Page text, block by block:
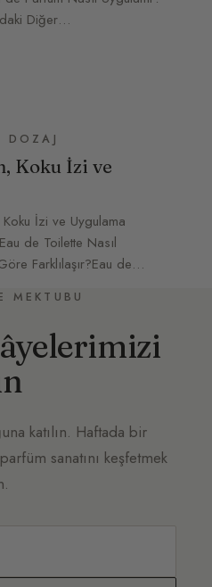
Diğer…
DOZAJ
Koku İzi ve
İzi ve Uygulama
de Toilette Nasıl
Farklılaşır?Eau de…
MEKTUBU
katılın. Haftada bir
sanatını keşfetmek